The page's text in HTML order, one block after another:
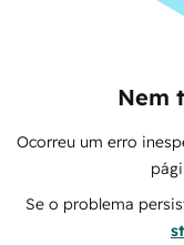
Nem
Ocorreu um erro
Se o problema